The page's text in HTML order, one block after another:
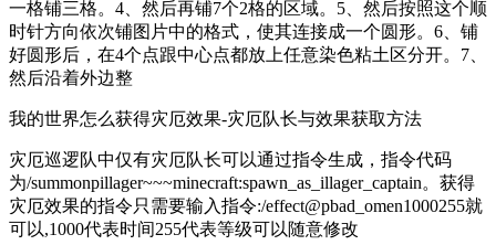
一格铺三格。4、然后再铺7个2格的区域。5、然后按照这个顺
时针方向依次铺图片中的格式，使其连接成一个圆形。6、铺
好圆形后，在4个点跟中心点都放上任意染色粘土区分开。7、
然后沿着外边整
我的世界怎么获得灾厄效果-灾厄队长与效果获取方法
灾厄巡逻队中仅有灾厄队长可以通过指令生成，指令代码
为/summonpillager~~~minecraft:spawn_as_illager_captain。获得
灾厄效果的指令只需要输入指令:/effect@pbad_omen1000255就
可以,1000代表时间255代表等级可以随意修改